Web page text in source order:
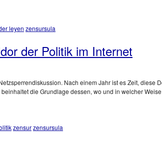
leyen zensursula
der Politik im Internet
Nach einem Jahr ist es Zeit, diese
die Grundlage dessen, wo und in welcher
zensurzensursula